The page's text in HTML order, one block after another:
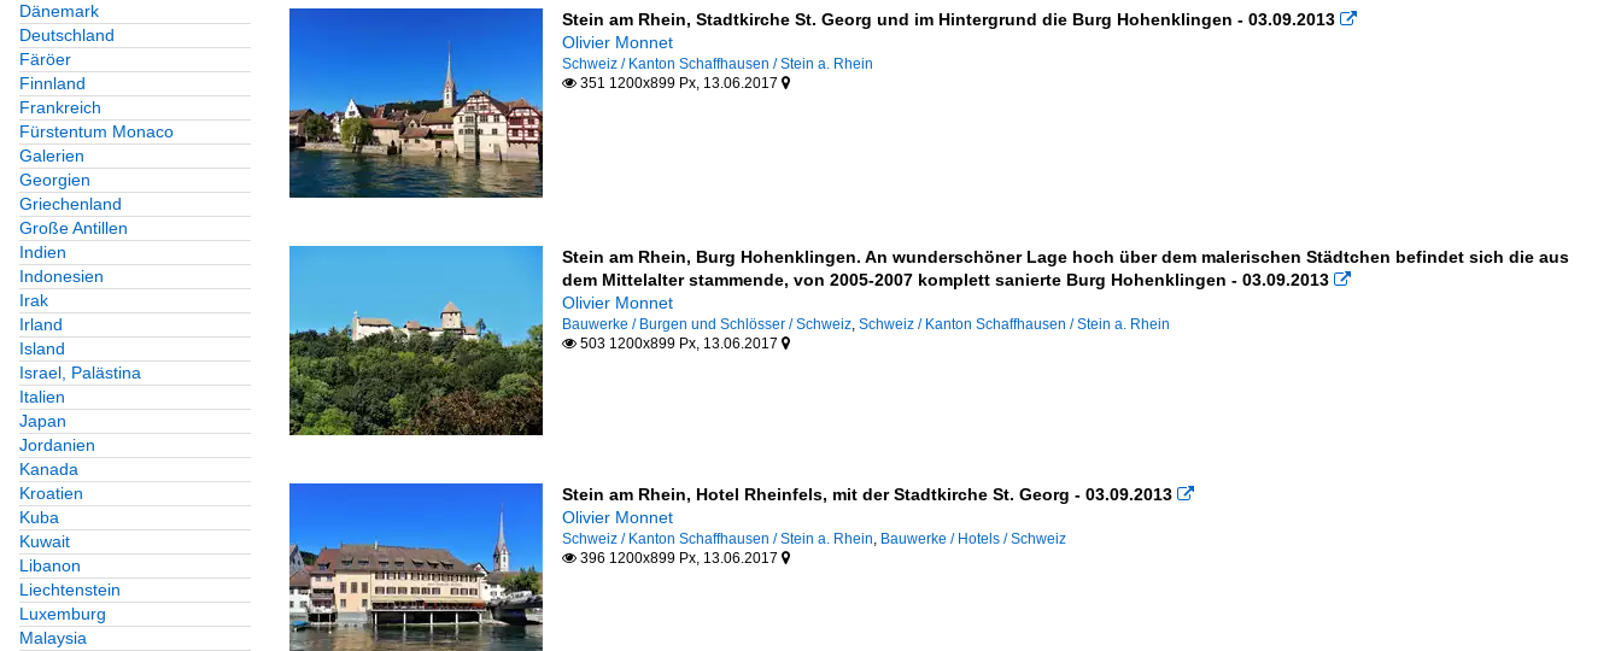
Dänemark
Deutschland
Färöer
Finnland
Frankreich
Fürstentum Monaco
Galerien
Georgien
Griechenland
Große Antillen
Indien
Indonesien
Irak
Irland
Island
Israel, Palästina
Italien
Japan
Jordanien
Kanada
Kroatien
Kuba
Kuwait
Libanon
Liechtenstein
Luxemburg
Malaysia
Stein am Rhein, Stadtkirche St. Georg und im Hintergrund die Burg Hohenklingen - 03.09.2013 
Olivier Monnet
Schweiz / Kanton Schaffhausen / Stein a. Rhein
351 1200x899 Px, 13.06.2017 
Stein am Rhein, Burg Hohenklingen. An wunderschöner Lage hoch über dem malerischen Städtchen befindet sich die aus
dem Mittelalter stammende, von 2005-2007 komplett sanierte Burg Hohenklingen - 03.09.2013 
Olivier Monnet
Bauwerke / Burgen und Schlösser / Schweiz, Schweiz / Kanton Schaffhausen / Stein a. Rhein
503 1200x899 Px, 13.06.2017 
Stein am Rhein, Hotel Rheinfels, mit der Stadtkirche St. Georg - 03.09.2013 
Olivier Monnet
Schweiz / Kanton Schaffhausen / Stein a. Rhein, Bauwerke / Hotels / Schweiz
396 1200x899 Px, 13.06.2017 